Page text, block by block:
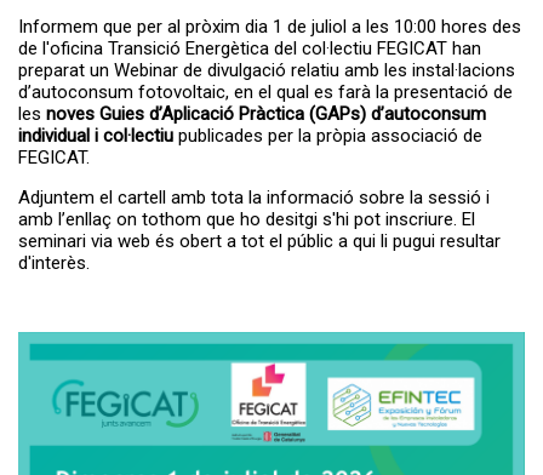
valor el talent jove de l’Alt
Camp
Informem que per al pròxim dia 1 de juliol a les 10:00 hores des
de l'oficina Transició Energètica del col·lectiu FEGICAT han
preparat un Webinar de divulgació relatiu amb les instal·lacions
d’autoconsum fotovoltaic, en el qual es farà la presentació de
les noves Guies d’Aplicació Pràctica (GAPs) d’autoconsum
individual i col·lectiu publicades per la pròpia associació de
FEGICAT.
Adjuntem el cartell amb tota la informació sobre la sessió i
amb l’enllaç on tothom que ho desitgi s'hi pot inscriure. El
seminari via web és obert a tot el públic a qui li pugui resultar
d'interès.